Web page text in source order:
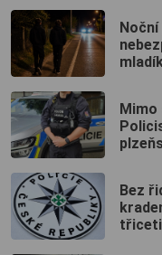
Mimo
Bez